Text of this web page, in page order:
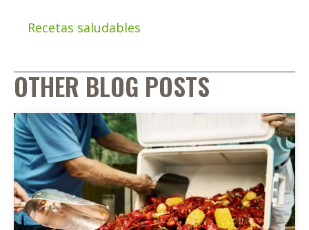
Recetas saludables
OTHER BLOG POSTS